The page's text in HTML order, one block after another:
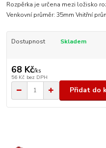
Rozpěrka je určena mezi ložisko
Venkovní průměr: 35mm Vnitřní
Dostupnost Skladem
68 Kč/ks
56 Kč bez DPH
Přidat do